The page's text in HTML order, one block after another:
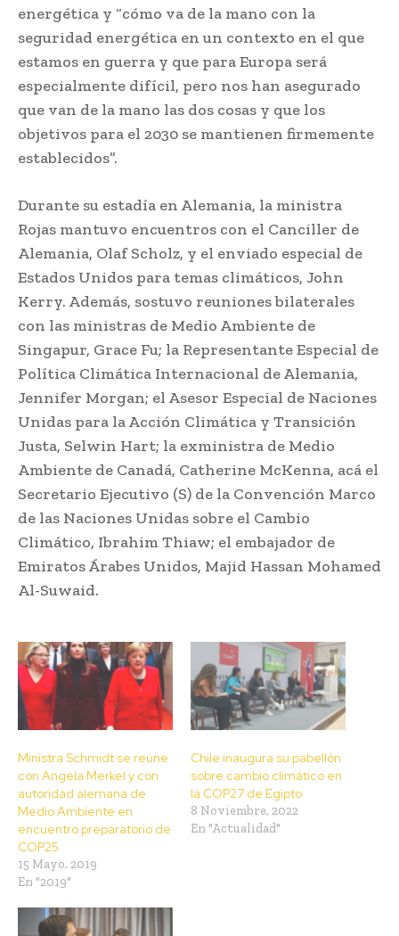
energética y “cómo va de la mano con la
seguridad energética en un contexto en el que
estamos en guerra y que para Europa será
especialmente difícil, pero nos han asegurado
que van de la mano las dos cosas y que los
objetivos para el 2030 se mantienen firmemente
establecidos”.
Durante su estadía en Alemania, la ministra
Rojas mantuvo encuentros con el Canciller de
Alemania, Olaf Scholz, y el enviado especial de
Estados Unidos para temas climáticos, John
Kerry. Además, sostuvo reuniones bilaterales
con las ministras de Medio Ambiente de
Singapur, Grace Fu; la Representante Especial de
Política Climática Internacional de Alemania,
Jennifer Morgan; el Asesor Especial de Naciones
Unidas para la Acción Climática y Transición
Justa, Selwin Hart; la exministra de Medio
Ambiente de Canadá, Catherine McKenna, acá el
Secretario Ejecutivo (S) de la Convención Marco
de las Naciones Unidas sobre el Cambio
Climático, Ibrahim Thiaw; el embajador de
Emiratos Árabes Unidos, Majid Hassan Mohamed
Al-Suwaid.
Ministra Schmidt se reúne
con Angela Merkel y con
autoridad alemana de
Medio Ambiente en
encuentro preparatorio de
COP25
15 Mayo, 2019
En "2019"
Chile inaugura su pabellón
sobre cambio climático en
la COP27 de Egipto
8 Noviembre, 2022
En "Actualidad"